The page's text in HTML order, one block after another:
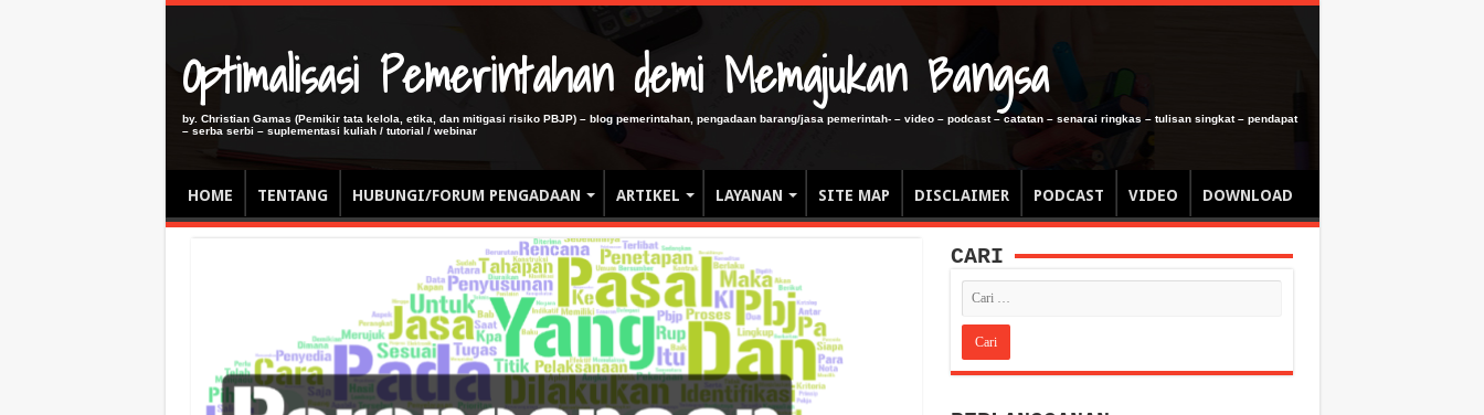
Optimalisasi Pemerintahan demi Memajukan Bangsa
by. Christian Gamas (Pemikir tata kelola, etika, dan mitigasi risiko PBJP) – blog pemerintahan, pengadaan barang/jasa pemerintah- – video – podcast – catatan – senarai ringkas – tulisan singkat – pendapat
– serba serbi – suplementasi kuliah / tutorial / webinar
HOME TENTANG HUBUNGI/FORUM PENGADAAN ARTIKEL LAYANAN SITE MAP DISCLAIMER PODCAST VIDEO DOWNLOAD
CARI